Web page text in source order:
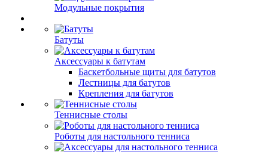
Модульные покрытия
Батуты
Аксессуары к батутам
Баскетбольные щиты для батутов
Лестницы для батутов
Крепления для батутов
Теннисные столы
Роботы для настольного тенниса